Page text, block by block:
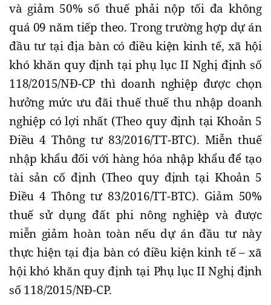
và giảm 50% số thuế phải nộp tối đa không
quá 09 năm tiếp theo. Trong trường hợp dự án
đầu tư tại địa bàn có điều kiện kinh tế, xã hội
khó khăn quy định tại phụ lục II Nghị định số
118/2015/NĐ-CP thì doanh nghiệp được chọn
hưởng mức ưu đãi thuế thuế thu nhập doanh
nghiệp có lợi nhất (Theo quy định tại Khoản 5
Điều 4 Thông tư 83/2016/TT-BTC). Miễn thuế
nhập khẩu đối với hàng hóa nhập khẩu để tạo
tài sản cố định (Theo quy định tại Khoản 5
Điều 4 Thông tư 83/2016/TT-BTC). Giảm 50%
thuế sử dụng đất phi nông nghiệp và được
miễn giảm hoàn toàn nếu dự án đầu tư này
thực hiện tại địa bàn có điều kiện kinh tế – xã
hội khó khăn quy định tại Phụ lục II Nghị định
số 118/2015/NĐ-CP.